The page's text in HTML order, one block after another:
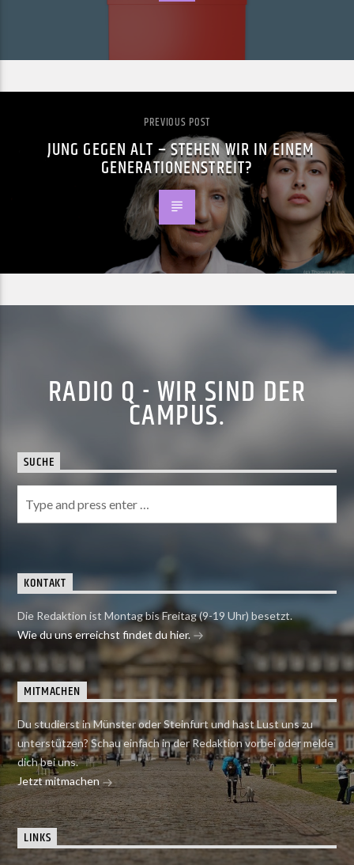
PREVIOUS POST
JUNG GEGEN ALT – STEHEN WIR IN EINEM
GENERATIONENSTREIT?
RADIO Q - WIR SIND DER
CAMPUS.
SUCHE
KONTAKT
Die Redaktion ist Montag bis Freitag (9-19 Uhr) besetzt.
Wie du uns erreichst findet du hier.
MITMACHEN
Du studierst in Münster oder Steinfurt und hast Lust uns zu
unterstützen? Schau einfach in der Redaktion vorbei oder melde
dich bei uns.
Jetzt mitmachen
LINKS